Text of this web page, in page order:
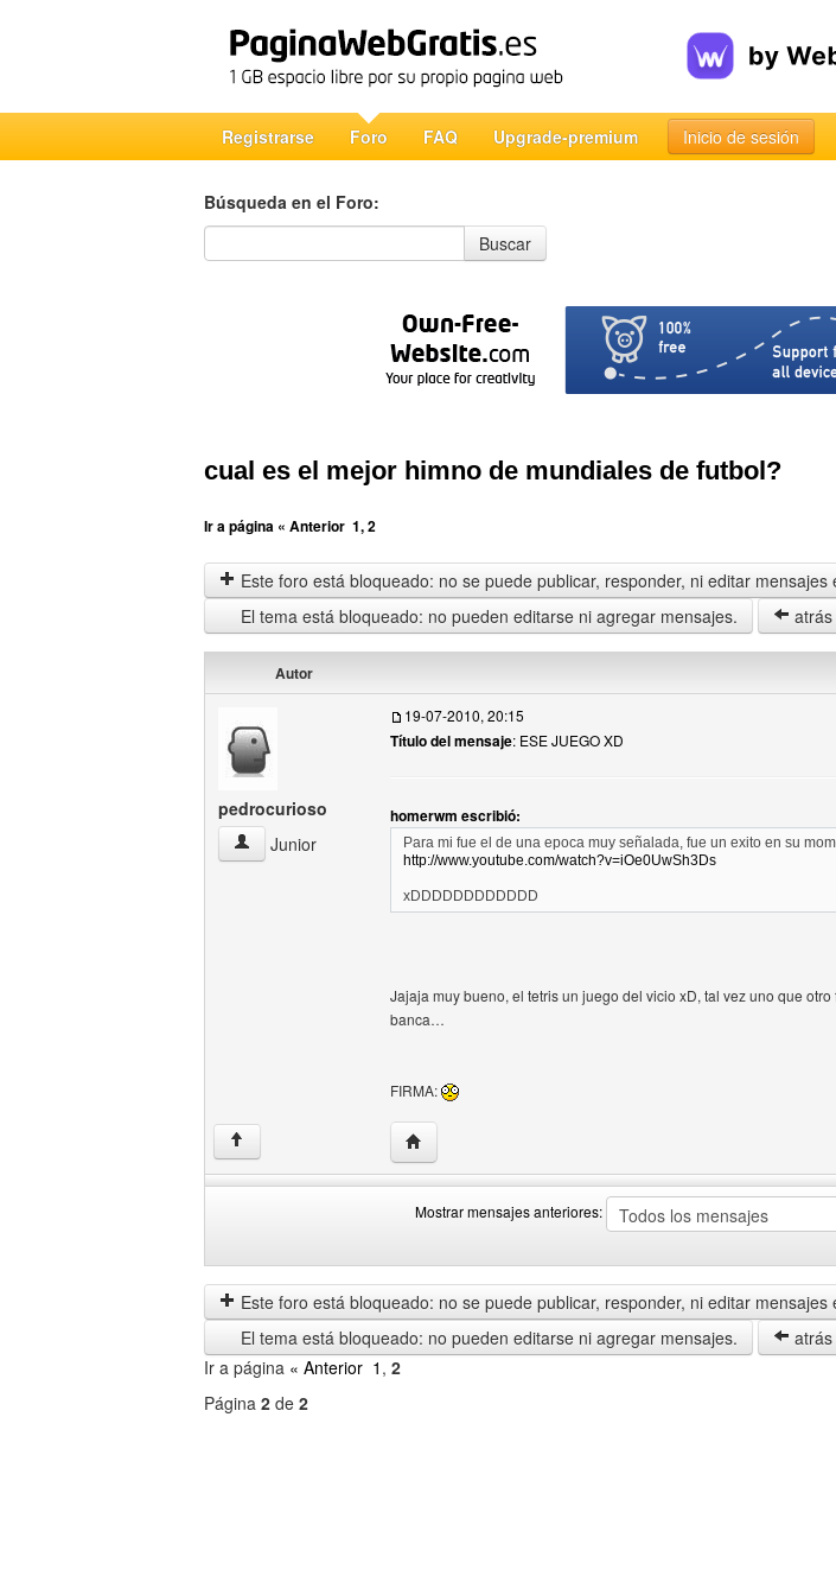
Registrarse Foro FAQ Upgrade-premium Inicio de sesión
Búsqueda en el Foro:
Búsqueda en el Foro
Buscar
cual es el mejor himno de mundiales de futbol?
Ir a página « Anterior 1,2
Este foro está bloqueado: no se puede publicar, responder, ni editar mensajes
El tema está bloqueado: no pueden editarse ni agregar mensajes.
atrás
Autor
pedrocurioso
pedrocurioso Ver perfil del usuario
Junior
19-07-2010, 20:15
Título del mensaje: ESE JUEGO XD
homerwm escribió:
Para mi fue el de una epoca muy señalada, fue un exito en su
http://www.youtube.com/watch?v=iOe0UwSh3Ds
xDDDDDDDDDDDD
Jajaja muy bueno, el tetris un juego del vicio xD, tal vez uno que
banca…
FIRMA:
↑ Visitar sitio web del autor: pedrocurioso
Mostrar mensajes anteriores:
mensajes
anteriores
by
Este foro está bloqueado: no se puede publicar, responder, ni editar mensajes
El tema está bloqueado: no pueden editarse ni agregar mensajes.
atrás
Ir a página « Anterior 1 , 2
Página 2 de 2